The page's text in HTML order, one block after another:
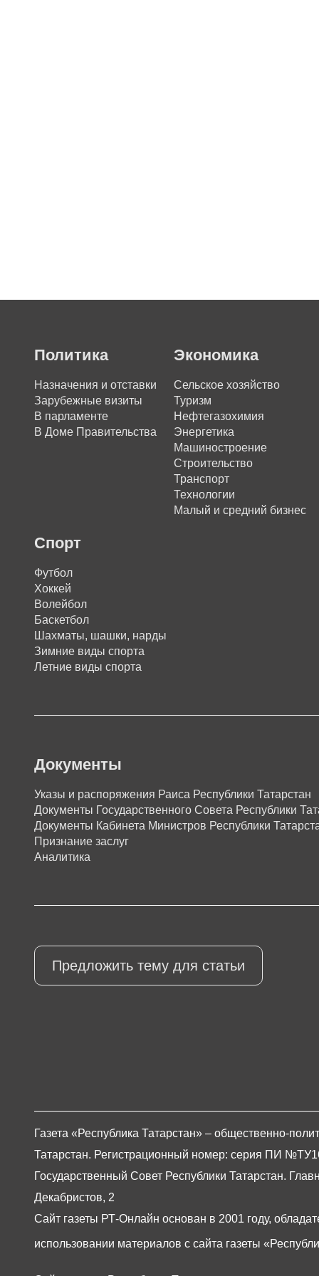
Политика
Назначения и отставки
Зарубежные визиты
В парламенте
В Доме Правительства
Экономика
Сельское хозяйство
Туризм
Нефтегазохимия
Энергетика
Машиностроение
Строительство
Транспорт
Технологии
Малый и средний бизнес
Спорт
Футбол
Хоккей
Волейбол
Баскетбол
Шахматы, шашки, нарды
Зимние виды спорта
Летние виды спорта
Документы
Указы и распоряжения Раиса Республики Татарстан
Документы Государственного Совета Республики
Документы Кабинета Министров Республики
Признание заслуг
Аналитика
Предложить тему для статьи
Газета «Республика Татарстан» – общественно-
Татарстан. Регистрационный номер: серия ПИ
Государственный Совет Республики Татарстан.
Декабристов, 2
Сайт газеты РТ-Онлайн основан в 2001 году,
использовании материалов с сайта газеты